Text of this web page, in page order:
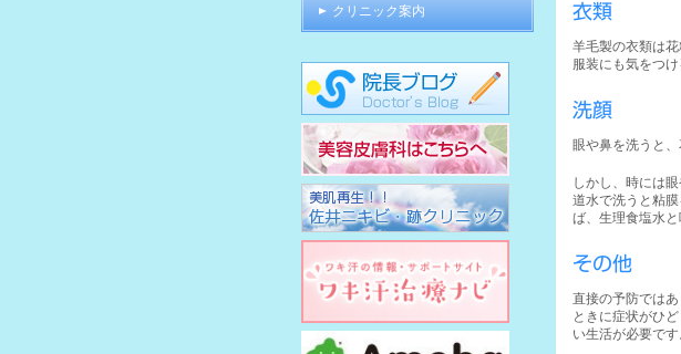
衣類
羊毛製の衣類は
服装にも気をつけ
洗顔
眼や鼻を洗うと
しかし、時には
道水で洗うと粘
ば、生理食塩水
その他
直接の予防では
ときに症状がひ
い生活が必要です
クリニック案内